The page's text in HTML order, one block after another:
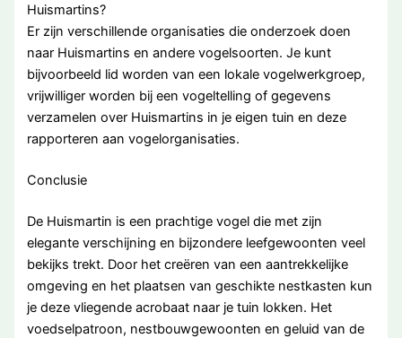
Huismartins?
Er zijn verschillende organisaties die onderzoek doen
naar Huismartins en andere vogelsoorten. Je kunt
bijvoorbeeld lid worden van een lokale vogelwerkgroep,
vrijwilliger worden bij een vogeltelling of gegevens
verzamelen over Huismartins in je eigen tuin en deze
rapporteren aan vogelorganisaties.
Conclusie
De Huismartin is een prachtige vogel die met zijn
elegante verschijning en bijzondere leefgewoonten veel
bekijks trekt. Door het creëren van een aantrekkelijke
omgeving en het plaatsen van geschikte nestkasten kun
je deze vliegende acrobaat naar je tuin lokken. Het
voedselpatroon, nestbouwgewoonten en geluid van de